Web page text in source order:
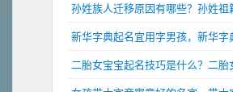
孙姓族人迁移原因有哪些？孙姓祖
新华字典起名宜用字男孩，新华字
二胎女宝宝起名技巧是什么？二胎